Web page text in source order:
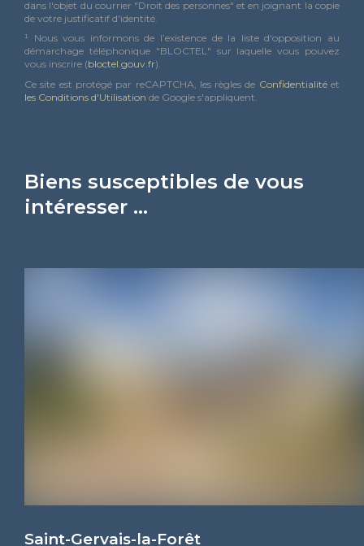
dans l'objet du courrier "Droit des personnes" et en joignant la copie
de votre justificatif d'identité.
¹ Nous vous informons de l’existence de la liste d'opposition au
démarchage téléphonique "BLOCTEL" sur laquelle vous pouvez
vous inscrire (bloctel.gouv.fr).
Ce site est protégé par reCAPTCHA, les règles de Confidentialitéet
les Conditions d'Utilisation de Google s'appliquent.
Biens susceptibles de vous
intéresser ...
Saint-Gervais-la-Forêt